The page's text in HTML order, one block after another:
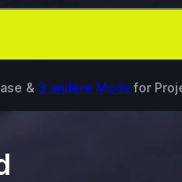
& 3 andere Mods for